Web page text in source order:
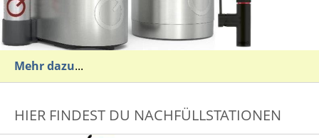
Mehr dazu...
HIER FINDEST DU NACHFÜLLSTATIONEN